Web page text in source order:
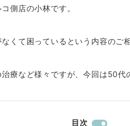
側店の小林です。
くて困っているという内容のご
療など様々ですが、今回は50
目次